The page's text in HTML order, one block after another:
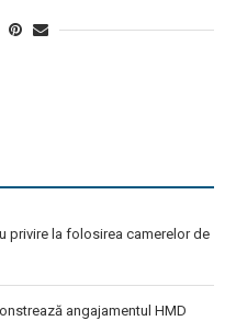
privire la folosirea camerelor de
angajamentul HMD